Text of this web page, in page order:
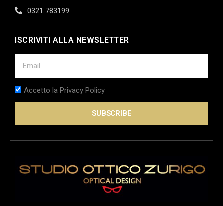
0321 783199
ISCRIVITI ALLA NEWSLETTER
Accetto la Privacy Policy
SUBSCRIBE